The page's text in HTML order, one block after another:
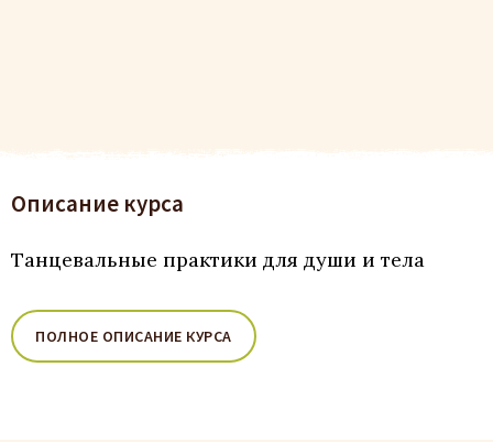
Описание курса
Танцевальные практики для души и тела
ПОЛНОЕ ОПИСАНИЕ КУРСА